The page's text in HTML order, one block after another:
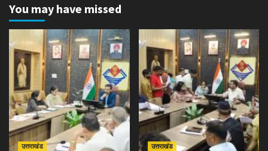
You may have missed
उत्तराखंड उत्तराखंड